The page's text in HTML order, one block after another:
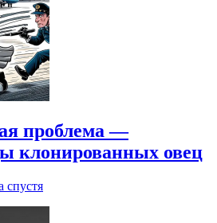
проблема —
клонированных овец
спустя